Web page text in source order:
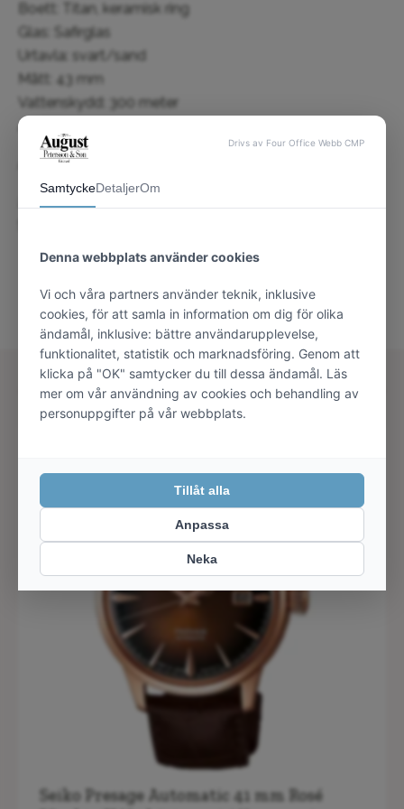
Boett: Titan, keramisk ring
Glas: Safirglas
Urtavla: svart/sand
Mått: 43 mm
Vattenskydd: 300 meter
Armband: Titan
Aukt. Certina butik
2 års världsgaranti
DU KANSKE OCKSÅ GILLAR
REA!
Seiko Presage Automatic 41 mm Rosé